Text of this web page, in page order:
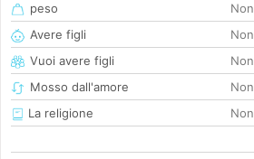
peso
Avere figli
Vuoi avere figli
Mosso dall'amore
La religione